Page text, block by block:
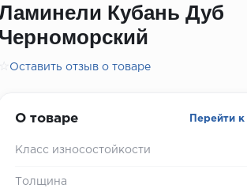
Кубань Дуб
Черноморский
☆ Оставить отзыв о товаре
О товаре Перейти
Класс износостойкости
Толщина